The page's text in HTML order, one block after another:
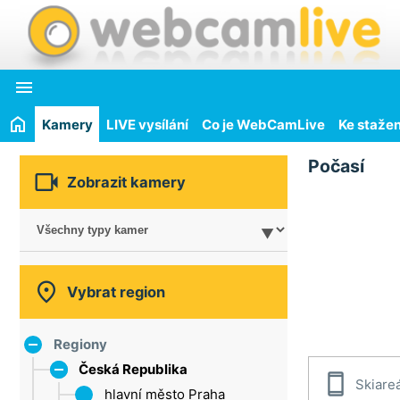

Kamery LIVE vysílání Co je WebCamLive Ke
 Zobrazit kamery
 Vybrat region
Regiony
Česká Republika
hlavní město Praha
Počasí
